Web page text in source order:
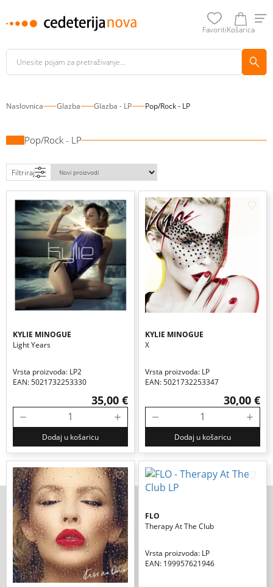
FavoritiKošarica
Naslovnica Glazba Glazba - LP Pop/Rock - LP
Pop/Rock - LP
Filtriraj
KYLIE MINOGUE
Light Years
Vrsta proizvoda: LP2
EAN: 5021732253330
35,00 €
Dodaj u košaricu
KYLIE MINOGUE
X
Vrsta proizvoda: LP
EAN: 5021732253347
30,00 €
Dodaj u košaricu
FLO
Therapy At The Club
Vrsta proizvoda: LP
EAN: 199957621946